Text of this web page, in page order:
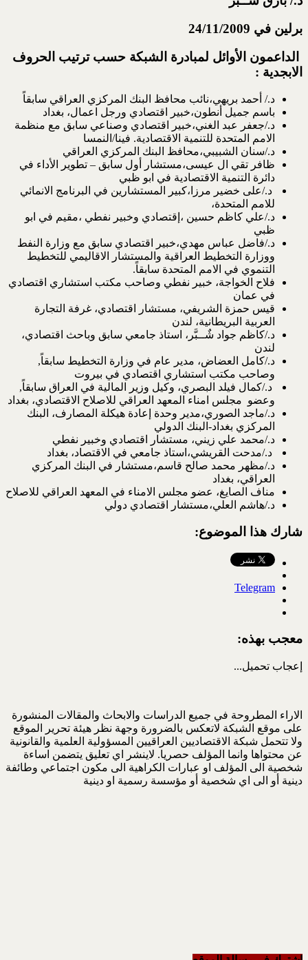
برلين في 24/11/2009
الداعمون الأوائل لمبادرة الشبكة حسب ترتيب الحروف
الابجدية :
د./ أحمد بريهي،نائب محافظ البنك المركزي العراقي سابقاً
باسم جميل أنطون،خبير اقتصادي ورجل اعمال، بغداد
د./جعفر عبد الغني،خبير اقتصادي وصناعي سابق مع منظمة
الامم المتحدة للتنمية الاقتصادية. فينا/النمسا
د./سنان الشبيبي،محافظ البنك المركزي العراقي
ظافر تقي ال عيسى،مستشار أول سابق – تطوير الأداء في
دائرة التنمية الاقتصادية في ابو ظبي
د./على خضير مرزا،كبير المستشارين في البرنامج الانمائي
للامم المتحدة،
د./علي كاظم حسين ،إقتصادي وخبير نفطي ،مقيم في ابو
ظبي
د./فاضل عباس مهدي،خبير اقتصادي سابق مع وزارة النفط
ووزارة التخطيط العراقية والمستشار الاقاليمي للتخطيط
التنموي في الامم المتحدة سابقاً.
فلاح الخواجة، خبير نفطي وصاحب مكتب استشاري اقتصادي
في عمان
قيس حمزة الشريفي، مستشار اقتصادي، غرفة التجارة
العربية البريطانية، لندن
د./كاظم جواد شٌــبَّر، استاذ جامعي سابق وباحث اقتصادي،
لندن
د./كامل العضاض، مدير عام في وزارة التخطيط سابقاً,
وصاحب مكتب استشاري اقتصادي في بيروت
د./كمال فيلد البصري، وكيل وزير المالية في العراق سابقاً,
وعضو مجلس امناء المعهد العراقي للاصلاح الاقتصادي، بغداد
د./ماجد الصوري،مدير وحدة إعادة هيكلة المصارف، البنك
المركزي بغداد-البنك الدولي
د./محمد علي زيني، مستشار اقتصادي وخبير نفطي
د./مدحت القريشي،استاذ جامعي في الاقتصاد، بغداد
د./مظهر محمد صالح قاسم،مستشار في البنك المركزي
العراقي، بغداد
مناف الصايغ، عضو مجلس الامناء في المعهد العراقي للاصلاح
د./هاشم العلي،مستشار اقتصادي دولي
شارك هذا الموضوع:
Telegram
معجب بهذه:
إعجاب تحميل...
الاراء المطروحة في جميع الدراسات والابحاث والمقالات المنشورة
على موقع الشبكة لاتعكس بالضرورة وجهة نظر هيئة تحرير الموقع
ولا تتحمل شبكة الاقتصاديين العراقيين المسؤولية العلمية والقانونية
عن محتواها وانما المؤلف حصريا. لاينشر اي تعليق يتضمن اساءة
شخصية الى المؤلف او عبارات الكراهية الى مكون اجتماعي وطائفة
دينية أو الى اي شخصية أو مؤسسة رسمية او دينية